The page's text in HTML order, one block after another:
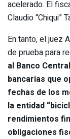
acelerado. El
Claudio “Chiqui”
En tanto, el juez
de prueba para
al Banco
bancarias que
fechas de los
la entidad
rendimientos
obligaciones